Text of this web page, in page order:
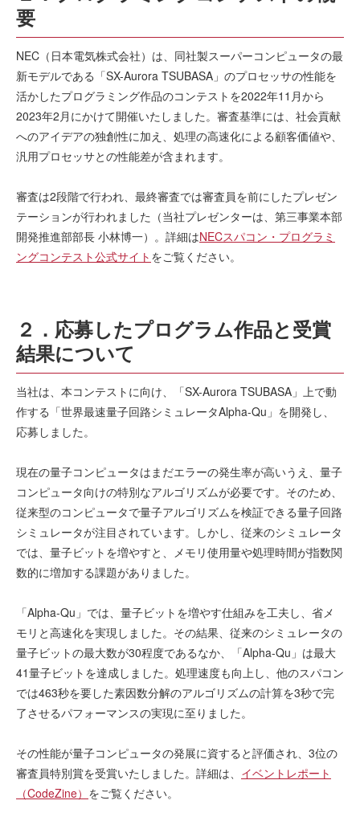
要
NEC（日本電気株式会社）は、同社製スーパーコンピュータの最
新モデルである「SX-Aurora TSUBASA」のプロセッサの性能を
活かしたプログラミング作品のコンテストを2022年11月から
2023年2月にかけて開催いたしました。審査基準には、社会貢献
へのアイデアの独創性に加え、処理の高速化による顧客価値や、
汎用プロセッサとの性能差が含まれます。
審査は2段階で行われ、最終審査では審査員を前にしたプレゼン
テーションが行われました（当社プレゼンターは、第三事業本部
開発推進部部長 小林博一）。詳細はNECスパコン・プログラミ
ングコンテスト公式サイト をご覧ください。
２．応募したプログラム作品と受賞
結果について
当社は、本コンテストに向け、「SX-Aurora TSUBASA」上で動
作する「世界最速量子回路シミュレータAlpha-Qu」を開発し、
応募しました。
現在の量子コンピュータはまだエラーの発生率が高いうえ、量子
コンピュータ向けの特別なアルゴリズムが必要です。そのため、
従来型のコンピュータで量子アルゴリズムを検証できる量子回路
シミュレータが注目されています。しかし、従来のシミュレータ
では、量子ビットを増やすと、メモリ使用量や処理時間が指数関
数的に増加する課題がありました。
「Alpha-Qu」では、量子ビットを増やす仕組みを工夫し、省メ
モリと高速化を実現しました。その結果、従来のシミュレータの
量子ビットの最大数が30程度であるなか、「Alpha-Qu」は最大
41量子ビットを達成しました。処理速度も向上し、他のスパコン
では463秒を要した素因数分解のアルゴリズムの計算を3秒で完
了させるパフォーマンスの実現に至りました。
その性能が量子コンピュータの発展に資すると評価され、3位の
審査員特別賞を受賞いたしました。詳細は、 イベントレポート
（CodeZine） をご覧ください。